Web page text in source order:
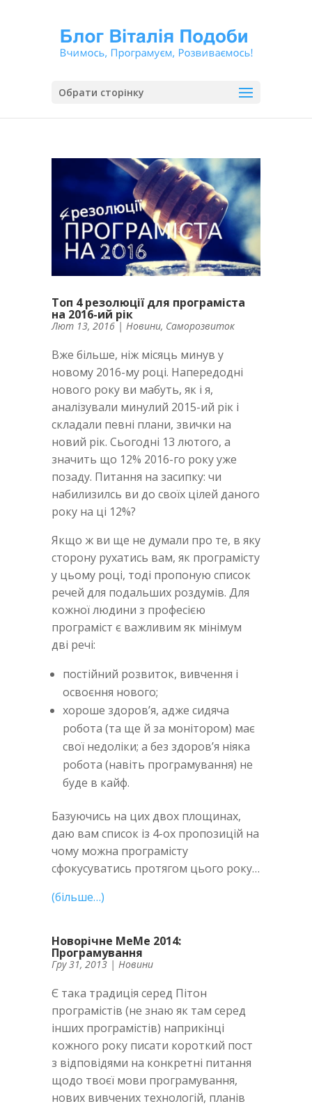
Обрати сторінку
Топ 4 резолюції для програміста
на 2016-ий рік
Лют 13, 2016| Новини, Саморозвиток
Вже більше, ніж місяць минув у
новому 2016-му році. Напередодні
нового року ви мабуть, як і я,
аналізували минулий 2015-ий рік і
складали певні плани, звички на
новий рік. Сьогодні 13 лютого, а
значить що 12% 2016-го року уже
позаду. Питання на засипку: чи
набилизилсь ви до своїх цілей даного
року на ці 12%?
Якщо ж ви ще не думали про те, в яку
сторону рухатись вам, як програмісту
у цьому році, тоді пропоную список
речей для подальших роздумів. Для
кожної людини з професією
програміст є важливим як мінімум
дві речі:
постійний розвиток, вивчення і
освоєння нового;
хороше здоров’я, адже сидяча
робота (та ще й за монітором) має
свої недоліки; а без здоров’я ніяка
робота (навіть програмування) не
буде в кайф.
Базуючись на цих двох площинах,
даю вам список із 4-ох пропозицій на
чому можна програмісту
сфокусуватись протягом цього року…
(більше…)
Новорічне MeMe 2014:
Програмування
Гру 31, 2013 | Новини
Є така традиція серед Пітон
програмістів (не знаю як там серед
інших програмістів) наприкінці
кожного року писати короткий пост
з відповідями на конкретні питання
щодо твоєї мови програмування,
нових вивчених технологій, планів